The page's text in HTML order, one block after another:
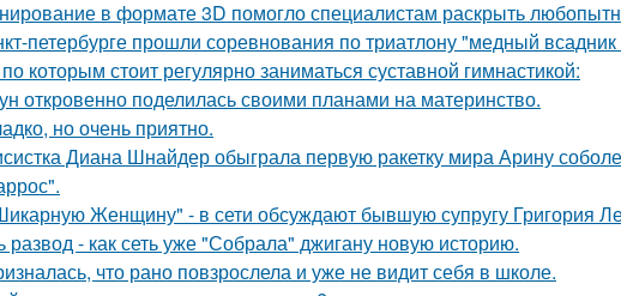
в формате 3D помогло специалистам раскрыть
петербурге прошли соревнования по триатлону "медный всадник
которым стоит регулярно заниматься суставной гимнастикой:
откровенно поделилась своими планами на материнство.
но очень приятно.
Диана Шнайдер обыграла первую ракетку мира Арину
Женщину" - в сети обсуждают бывшую супругу Григория
развод - как сеть уже "Собрала" джигану новую историю.
что рано повзрослела и уже не видит себя в школе.